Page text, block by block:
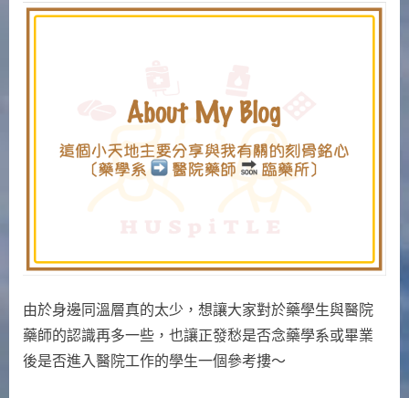
My
由於身邊同溫層真的太少，想讓大家對於藥學生與醫院
藥師的認識再多一些，也讓正發愁是否念藥學系或畢業
後是否進入醫院工作的學生一個參考摟～